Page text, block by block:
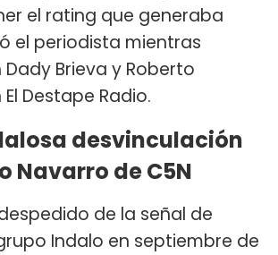
el rating que generaba
el periodista mientras
Brieva y Roberto
Destape Radio.
desvinculación
Navarro de C5N
de la señal de
Indalo en septiembre de